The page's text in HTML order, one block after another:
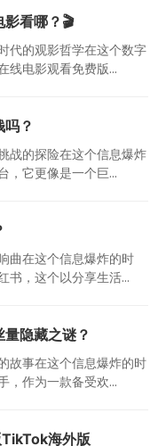
看哪？🎬
代的观影哲学在这个数字
线电影观看免费版...
？
战的探险在这个信息爆炸
，它更像是一个巨...
曲在这个信息爆炸的时
书，这个以分享生活...
隐藏之谜？
故事在这个信息爆炸的时
，作为一款备受欢...
海外版